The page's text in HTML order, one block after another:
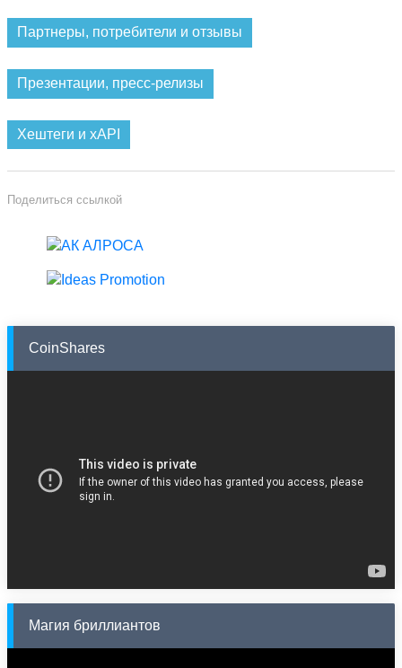
Партнеры, потребители и отзывы
Презентации, пресс-релизы
Хештеги и xAPI
Поделиться ссылкой
CoinShares
Магия бриллиантов